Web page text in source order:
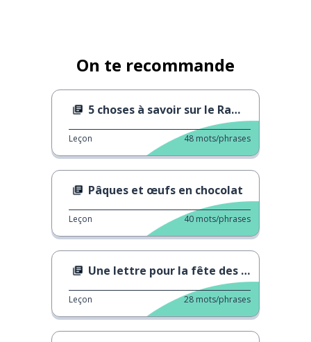
On te recommande
5 choses à savoir sur le Ramadan
Leçon 48 mots/phrases
Pâques et œufs en chocolat
Leçon 40 mots/phrases
Une lettre pour la fête des pères
Leçon 28 mots/phrases